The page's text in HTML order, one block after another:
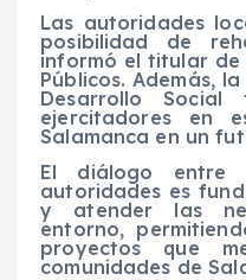
Las autoridades
posibilidad de
informó el titular de
Públicos. Además,
Desarrollo Social
ejercitadores en
Salamanca en un
El diálogo entre
autoridades es
y atender las
entorno,
proyectos que
comunidades de